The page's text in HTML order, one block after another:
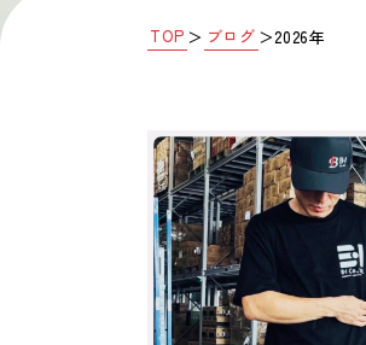
TOP ＞ ブログ ＞2026年